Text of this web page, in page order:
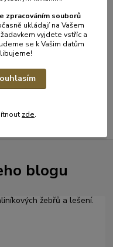
1
blogu
e zpracováním souborů
ukládají na Vašem
vyjdete vstříc a
se k Vašim datům
zde.